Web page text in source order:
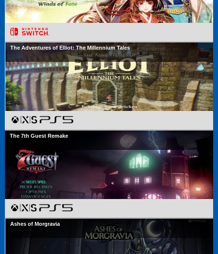
The Adventures of Elliot: The Millennium Tales
The 7th Guest Remake
Ashes of Morgravia